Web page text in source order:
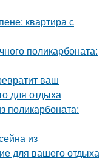
квартира с
поликарбоната:
ваш
для отдыха
поликарбоната:
из
для вашего отдыха